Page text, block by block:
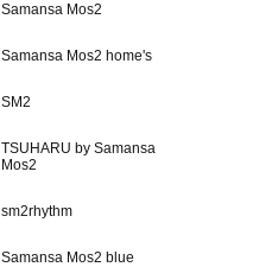
Samansa Mos2
Samansa Mos2 home's
SM2
TSUHARU by Samansa
Mos2
sm2rhythm
Samansa Mos2 blue